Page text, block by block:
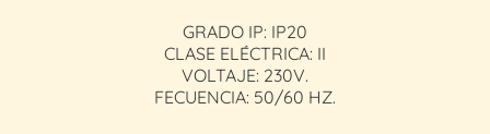
GRADO IP: IP20
CLASE ELÉCTRICA: II
VOLTAJE: 230V.
FECUENCIA: 50/60 HZ.